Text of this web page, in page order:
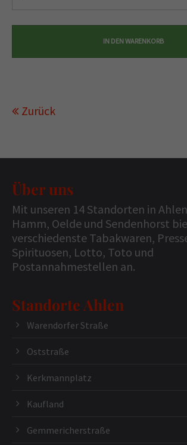
Zurück
Über uns
Mit unseren 14 Standorten in
Hamm, Oelde und Sendenhorst
verschiedenste Tabakwaren,
Spirituosen, Lotto, Toto und
Postannahmestellen an.
Standorte Ahlen
Warendorfer Straße
Oststraße
Kerkmannplatz
Kaufland
Gemmericherstraße